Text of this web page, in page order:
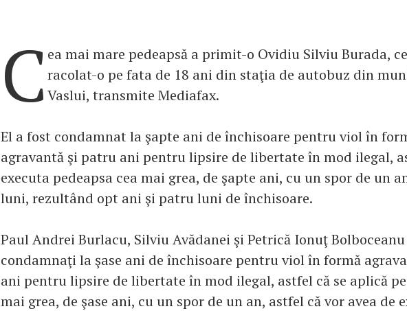
C ea mai mare pedeapsă a primit-o Ovidiu Silviu Burada,
racolat-o pe fata de 18 ani din staţia de autobuz din
Vaslui, transmite Mediafax.
El a fost condamnat la şapte ani de închisoare pentru viol în
agravantă şi patru ani pentru lipsire de libertate în mod ilegal,
executa pedeapsa cea mai grea, de şapte ani, cu un spor de un
luni, rezultând opt ani şi patru luni de închisoare.
Paul Andrei Burlacu, Silviu Avădanei şi Petrică Ionuţ
condamnaţi la şase ani de închisoare pentru viol în formă
ani pentru lipsire de libertate în mod ilegal, astfel că se aplică
mai grea, de şase ani, cu un spor de un an, astfel că vor avea de